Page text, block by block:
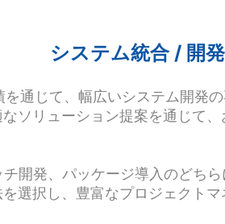
システム統合 / 開発
通じて、幅広いシステム開発
ソリューション提案を通じて
開発、パッケージ導入のどち
選択し、豊富なプロジェクト